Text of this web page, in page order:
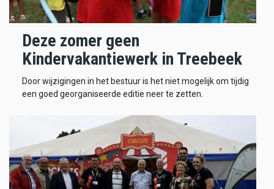
Deze zomer geen
Kindervakantiewerk in Treebeek
Door wijzigingen in het bestuur is het niet mogelijk om tijdig
een goed georganiseerde editie neer te zetten.